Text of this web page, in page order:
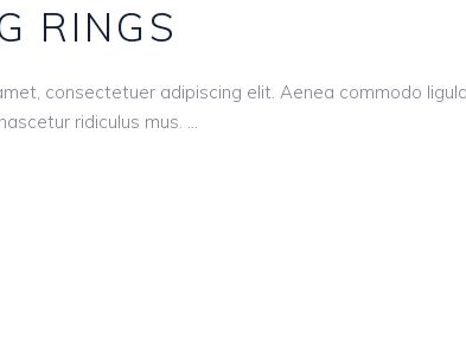
RINGS
consectetuer adipiscing elit. Aenea commodo
ridiculus mus.